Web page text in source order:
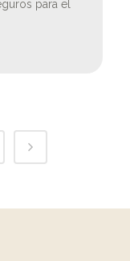
para el